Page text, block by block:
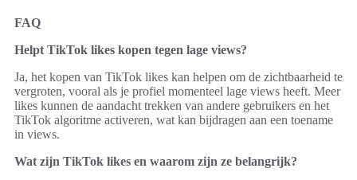
FAQ
Helpt TikTok likes kopen tegen lage views?
Ja, het kopen van TikTok likes kan helpen om de zichtbaarheid te
vergroten, vooral als je profiel momenteel lage views heeft. Meer
likes kunnen de aandacht trekken van andere gebruikers en het
TikTok algoritme activeren, wat kan bijdragen aan een toename
in views.
Wat zijn TikTok likes en waarom zijn ze belangrijk?